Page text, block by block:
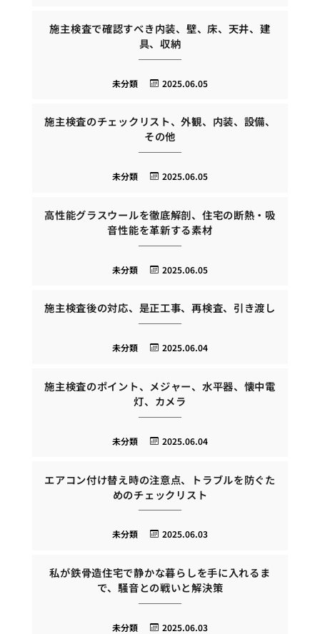
施主検査で確認すべき内装、壁、床、天井、建
具、収納
2025.06.05
未分類
施主検査のチェックリスト、外観、内装、設備、
その他
2025.06.05
未分類
高性能グラスウールを徹底解剖、住宅の断熱・吸
音性能を革新する素材
2025.06.05
未分類
施主検査後の対応、是正工事、再検査、引き渡し
2025.06.04
未分類
施主検査のポイント、メジャー、水平器、懐中電
灯、カメラ
2025.06.04
未分類
エアコン付け替え時の注意点、トラブルを防ぐた
めのチェックリスト
2025.06.03
未分類
私が鉄骨造住宅で静かな暮らしを手に入れるま
で、騒音との戦いと解決策
2025.06.03
未分類